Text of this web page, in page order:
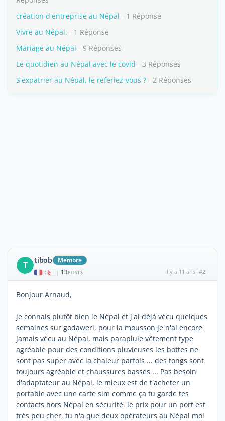
création d'entreprise au Népal - 1 Réponse
Vivre au Népal. - 1 Réponse
Mariage au Népal - 9 Réponses
Le quotidien au Népal avec le covid - 3 Réponses
S'expatrier au Népal, le referiez-vous ? - 2 Réponses
T tibob Membre
| 13POSTS il y a 11 ans #2
Bonjour Arnaud,
je connais plutôt bien le Népal et j'ai déjà vécu quelques
semaines sur godaweri, pour la mousson je n'ai encore
jamais vécu au Népal, mais parapluie vêtement type
agréable pour des conditions pluvieuses les bottes ne
sont pas super avec la chaleur parfois ... des tongs sont
toujours agréable et chaussures basses ... Pas besoin
d'adaptateur au Népal, le mieux est de t'acheter un
portable avec une carte sim comme ça tu garde tes
contacts hors Népal en sécurité. le prix pour un port est
très peu cher, tu n'a que deux opérateurs au Népal moi